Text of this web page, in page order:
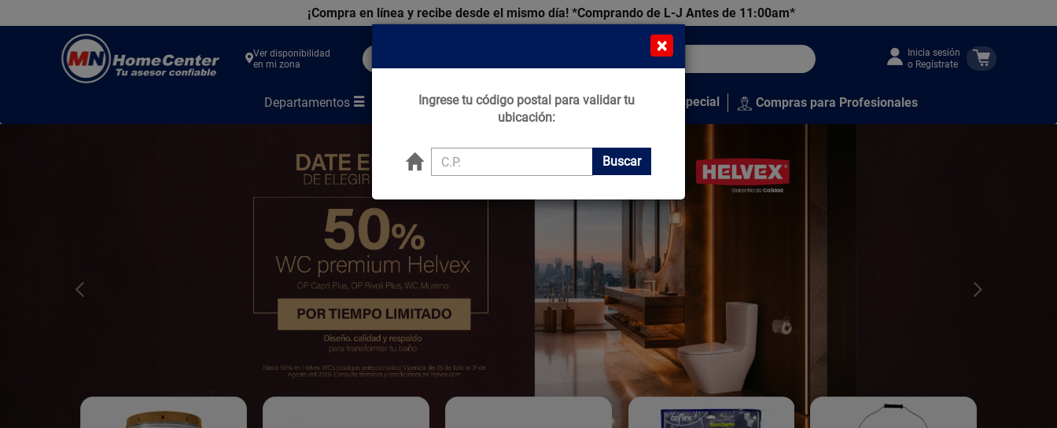
¡Compra en línea y recibe desde el mismo día! *Comprando de L-J Antes de 11:00am*
Center
Ver disponibilidad
en mi zona
Inicia sesión
o Regístrate
Departamentos Marcas Tips que Construyen Venta Especial Compras para Profesionales
×
Ingrese tu código postal para validar tu
ubicación:
Buscar